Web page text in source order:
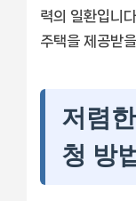
력의 일환입니
주택을 제공받
저렴
청 방법